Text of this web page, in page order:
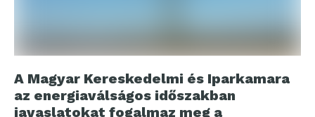
A Magyar Kereskedelmi és Iparkamara
az energiaválságos időszakban
javaslatokat fogalmaz meg a